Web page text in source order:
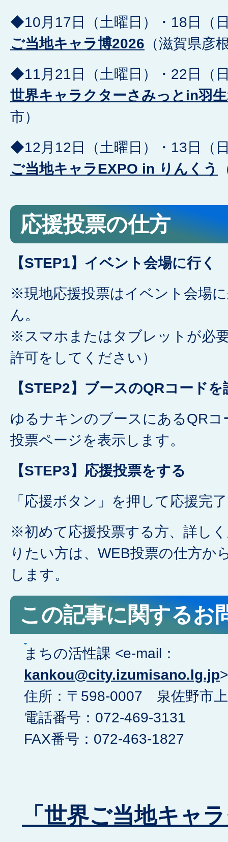
◆10月17日（土曜日）・18日（
ご当地キャラ博2026 （滋賀県彦
◆11月21日（土曜日）・22日（
世界キャラクターさみっとin羽
市）
◆12月12日（土曜日）・13日（
ご当地キャラEXPO in りんくう
応援投票の仕方
【STEP1】イベント会場に行く
※現地応援投票はイベント会場
ん。
※スマホまたはタブレットが必
許可をしてください）
【STEP2】ブースのQRコード
ゆるナキンのブースにあるQRコ
投票ページを表示します。
【STEP3】応援投票をする
「応援ボタン」を押して応援完
※初めて応援投票する方、詳し
りたい方は、WEB投票の仕方か
します。
この記事に関するお
まちの活性課 <e-mail：
kankou@city.izumisano.lg.jp>
住所：〒598-0007 泉佐野市
電話番号：072-469-3131
FAX番号：072-463-1827
「世界ご当地キャ